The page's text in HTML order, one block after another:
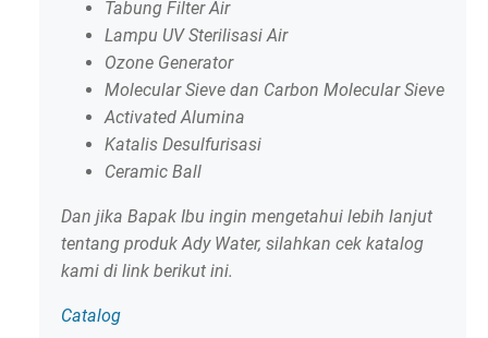
Tabung Filter Air
Lampu UV Sterilisasi Air
Ozone Generator
Molecular Sieve dan Carbon Molecular Sieve
Activated Alumina
Katalis Desulfurisasi
Ceramic Ball
Dan jika Bapak Ibu ingin mengetahui lebih lanjut
tentang produk Ady Water, silahkan cek katalog
kami di link berikut ini.
Catalog